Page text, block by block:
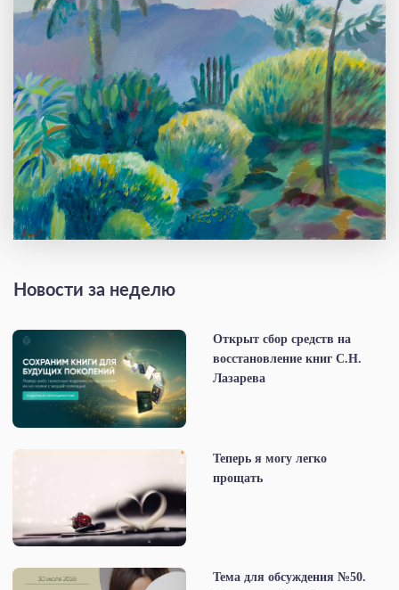
Новости за неделю
Открыт сбор средств на
восстановление книг С.Н.
Лазарева
Теперь я могу легко
прощать
Тема для обсуждения №50.